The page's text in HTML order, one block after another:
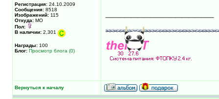
Регистрация: 24.10.2009
Сообщения: 8518
Изображений: 115
Откуда: МО
Пол:
В наличии: 2,301
Награды: 100
Блог: Просмотр блога (0)
Вернуться к началу